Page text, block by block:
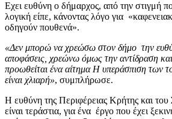
Εχει ευθύνη ο δήμαρχος, από την στιγμή
λογική είπε, κάνοντας λόγο για
οδηγούν πουθενά».
«Δεν μπορώ να χρεώσω στον δήμο την
αποφάσεις, χρεώνω όμως την αντίδραση
προωθείται ένα αίτημα Η υπεράσπιση των
είναι χλιαρή», συμπλήρωσε.
Η ευθύνη της Περιφέρειας Κρήτης και του
είναι τεράστια, για ένα έργο που έχει